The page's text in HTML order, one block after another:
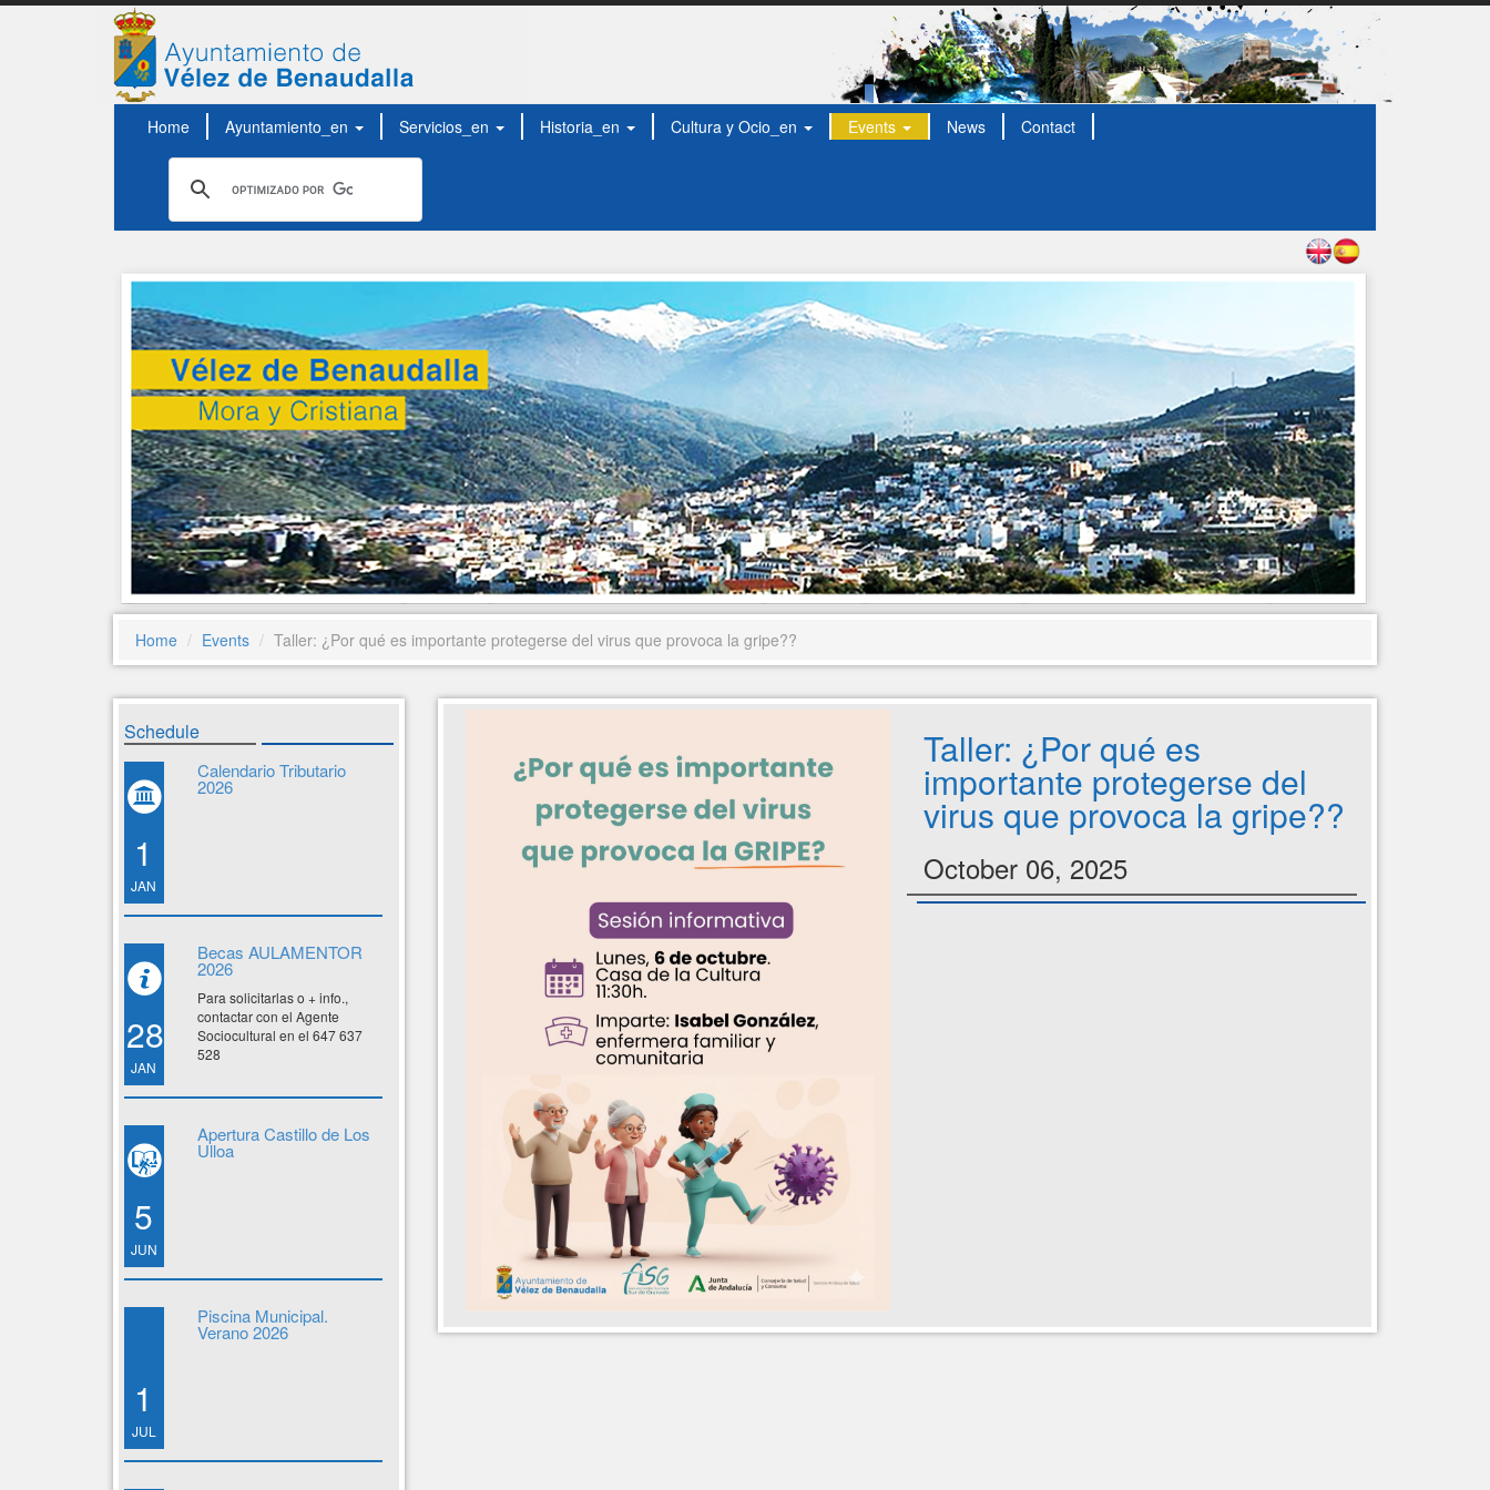
Home Ayuntamiento_en Servicios_en Historia_en Cultura y Ocio_en Events News Contact
Home Events Taller: ¿Por qué es importante protegerse del virus que provoca la gripe??
Schedule
1
JAN
Calendario Tributario
2026
28
JAN
Becas AULAMENTOR
2026
Para solicitarlas o + info.,
contactar con el Agente
Sociocultural en el 647 637
528
5
JUN
Apertura Castillo de Los
Ulloa
1
JUL
Piscina Municipal.
Verano 2026
Taller: ¿Por qué es
importante protegerse del
virus que provoca la gripe??
October 06, 2025